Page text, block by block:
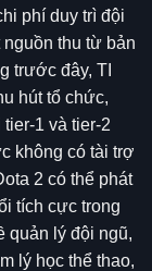
phí duy trì đội
thu từ bản
trước đây, TI
hút tổ chức,
1 và tier-2
không có tài trợ
2 có thể phát
tích cực trong
quản lý đội ngũ,
lý học thể thao,